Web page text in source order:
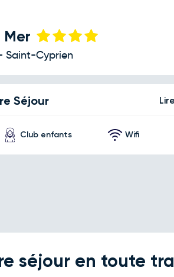
Mer
Saint-Cyprien
Séjour
Club enfants Wifi
séjour en toute